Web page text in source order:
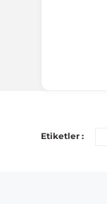
Etiketler :